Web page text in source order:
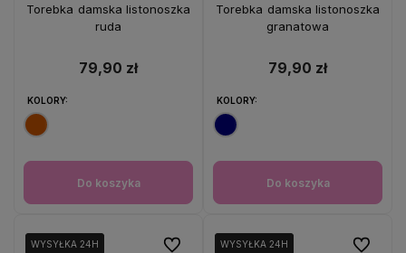
Torebka damska listonoszka
ruda
79,90 zł
KOLORY:
Do koszyka
Torebka damska listonoszka
granatowa
79,90 zł
KOLORY:
Do koszyka
WYSYŁKA 24H
WYSYŁKA 24H Do ulubionychWYSYŁKA 24H
WYSYŁKA 24H Do